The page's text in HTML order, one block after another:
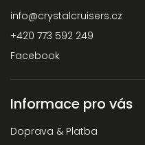
info@crystalcruisers.cz
+420 773 592 249
Facebook
Informace pro vás
Doprava & Platba